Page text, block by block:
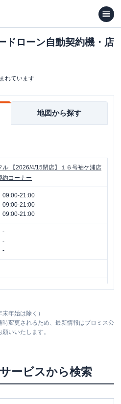
ドローン自動契約機・店
れています
地図から探す
ル
【2026/4/15閉店】１６号袖ケ浦店
約コーナー
09:00-21:00
09:00-21:00
09:00-21:00
-
-
-
袖ケ浦市神納１－１９－３ グロ
・ヴィレッジ１F
9:00-21:00
9:00-21:00
年始は除く）
変更されるため、最新情報はプロミス公
いいたします。
ービスから検索